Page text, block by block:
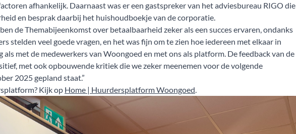
afhankelijk. Daarnaast was er een gastspreker van het adviesbureau RIGO die
en besprak daarbij het huishoudboekje van de corporatie.
de Themabijeenkomst over betaalbaarheid zeker als een succes ervaren, ondanks
stelden veel goede vragen, en het was fijn om te zien hoe iedereen met elkaar in
als met de medewerkers van Woongoed en met ons als platform. De feedback van de
met ook opbouwende kritiek die we zeker meenemen voor de volgende
2025 gepland staat.”
Kijk op Home | Huurdersplatform Woongoed.